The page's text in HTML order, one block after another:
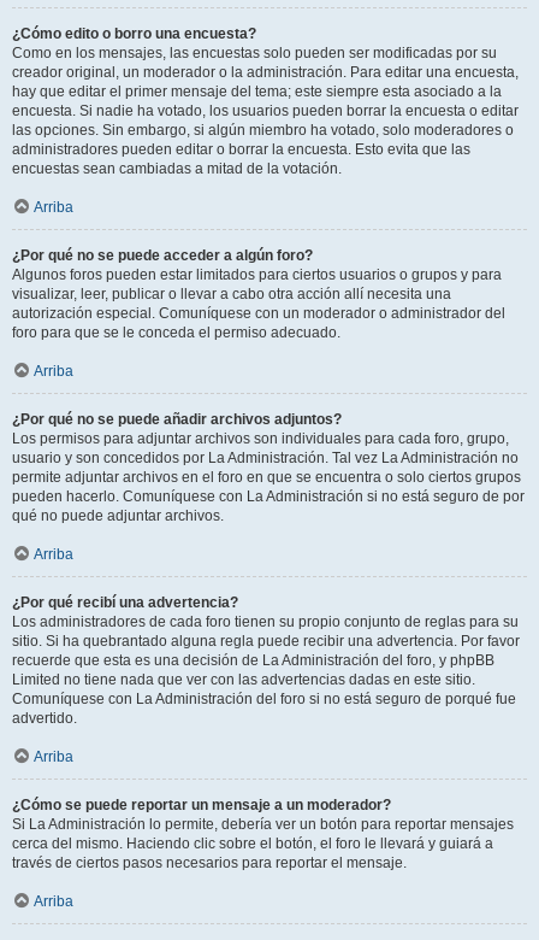
¿Cómo edito o borro una encuesta?
Como en los mensajes, las encuestas solo pueden ser modificadas por su
creador original, un moderador o la administración. Para editar una encuesta,
hay que editar el primer mensaje del tema; este siempre esta asociado a la
encuesta. Si nadie ha votado, los usuarios pueden borrar la encuesta o editar
las opciones. Sin embargo, si algún miembro ha votado, solo moderadores o
administradores pueden editar o borrar la encuesta. Esto evita que las
encuestas sean cambiadas a mitad de la votación.
Arriba
¿Por qué no se puede acceder a algún foro?
Algunos foros pueden estar limitados para ciertos usuarios o grupos y para
visualizar, leer, publicar o llevar a cabo otra acción allí necesita una
autorización especial. Comuníquese con un moderador o administrador del
foro para que se le conceda el permiso adecuado.
Arriba
¿Por qué no se puede añadir archivos adjuntos?
Los permisos para adjuntar archivos son individuales para cada foro, grupo,
usuario y son concedidos por La Administración. Tal vez La Administración no
permite adjuntar archivos en el foro en que se encuentra o solo ciertos grupos
pueden hacerlo. Comuníquese con La Administración si no está seguro de por
qué no puede adjuntar archivos.
Arriba
¿Por qué recibí una advertencia?
Los administradores de cada foro tienen su propio conjunto de reglas para su
sitio. Si ha quebrantado alguna regla puede recibir una advertencia. Por favor
recuerde que esta es una decisión de La Administración del foro, y phpBB
Limited no tiene nada que ver con las advertencias dadas en este sitio.
Comuníquese con La Administración del foro si no está seguro de porqué fue
advertido.
Arriba
¿Cómo se puede reportar un mensaje a un moderador?
Si La Administración lo permite, debería ver un botón para reportar mensajes
cerca del mismo. Haciendo clic sobre el botón, el foro le llevará y guiará a
través de ciertos pasos necesarios para reportar el mensaje.
Arriba